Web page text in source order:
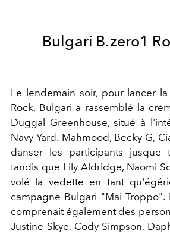
Bulgari B.zero1
Le lendemain soir, pour lancer
Rock, Bulgari a rassemblé la
Duggal Greenhouse, situé à
Navy Yard. Mahmood, Becky G,
danser les participants jusque
tandis que Lily Aldridge, Naomi
volé la vedette en tant
campagne Bulgari "Mai Troppo".
comprenait également des
Justine Skye, Cody Simpson,